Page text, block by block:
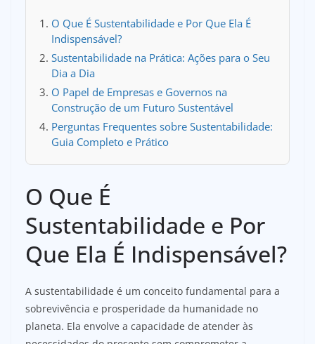
O Que É Sustentabilidade e Por Que Ela É
Indispensável?
Sustentabilidade na Prática: Ações para o Seu
Dia a Dia
O Papel de Empresas e Governos na
Construção de um Futuro Sustentável
Perguntas Frequentes sobre Sustentabilidade:
Guia Completo e Prático
O Que É
Sustentabilidade e Por
Que Ela É Indispensável?
A sustentabilidade é um conceito fundamental para a
sobrevivência e prosperidade da humanidade no
planeta. Ela envolve a capacidade de atender às